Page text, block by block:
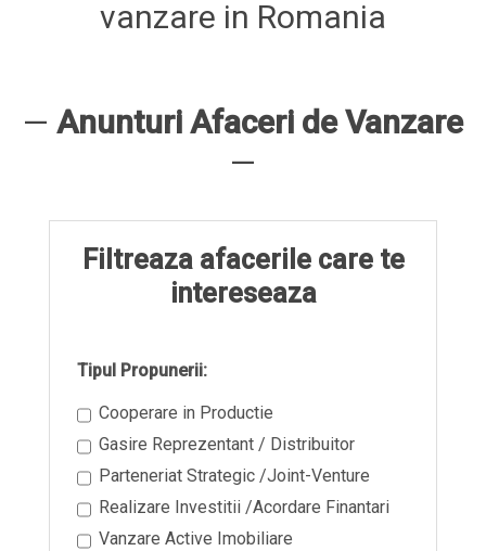
vanzare in Romania
— Anunturi Afaceri de Vanzare
—
Filtreaza afacerile care te
intereseaza
Tipul Propunerii:
Cooperare in Productie
Gasire Reprezentant / Distribuitor
Parteneriat Strategic /Joint-Venture
Realizare Investitii /Acordare Finantari
Vanzare Active Imobiliare